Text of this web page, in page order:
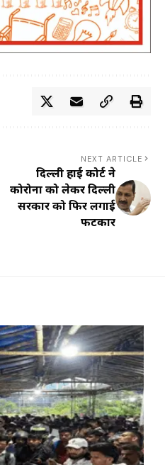
NEXT ARTICLE
दिल्ली हाई कोर्ट ने
कोरोना को लेकर दिल्ली
सरकार को फिर लगाई
फटकार